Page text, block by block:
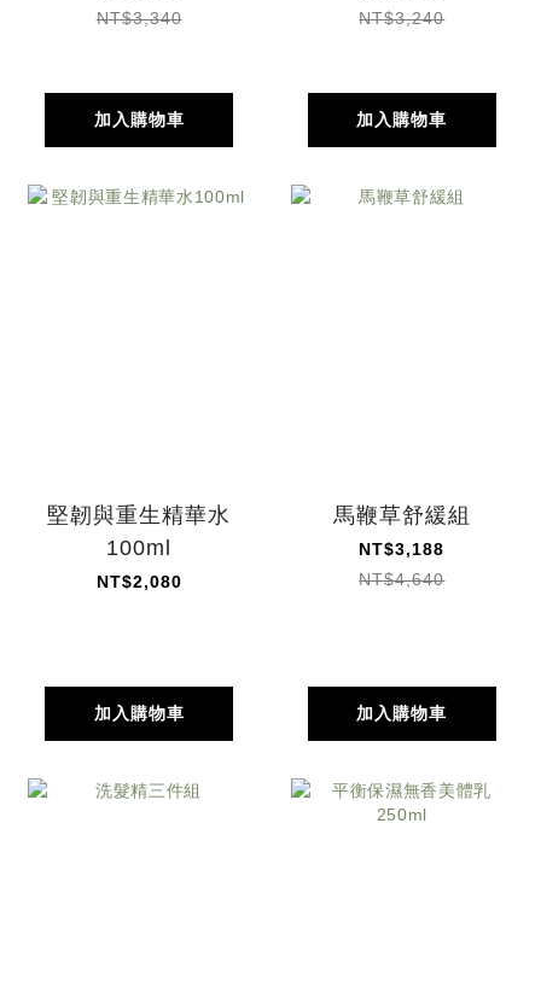
NT$3,340
加入購物車
NT$3,240
加入購物車
堅韌與重生精華水
100ml
NT$2,080
加入購物車
馬鞭草舒緩組
NT$3,188
NT$4,640
加入購物車